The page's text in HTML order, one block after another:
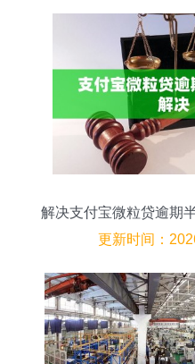
解决支付宝微粒贷逾期
角
更新时间：